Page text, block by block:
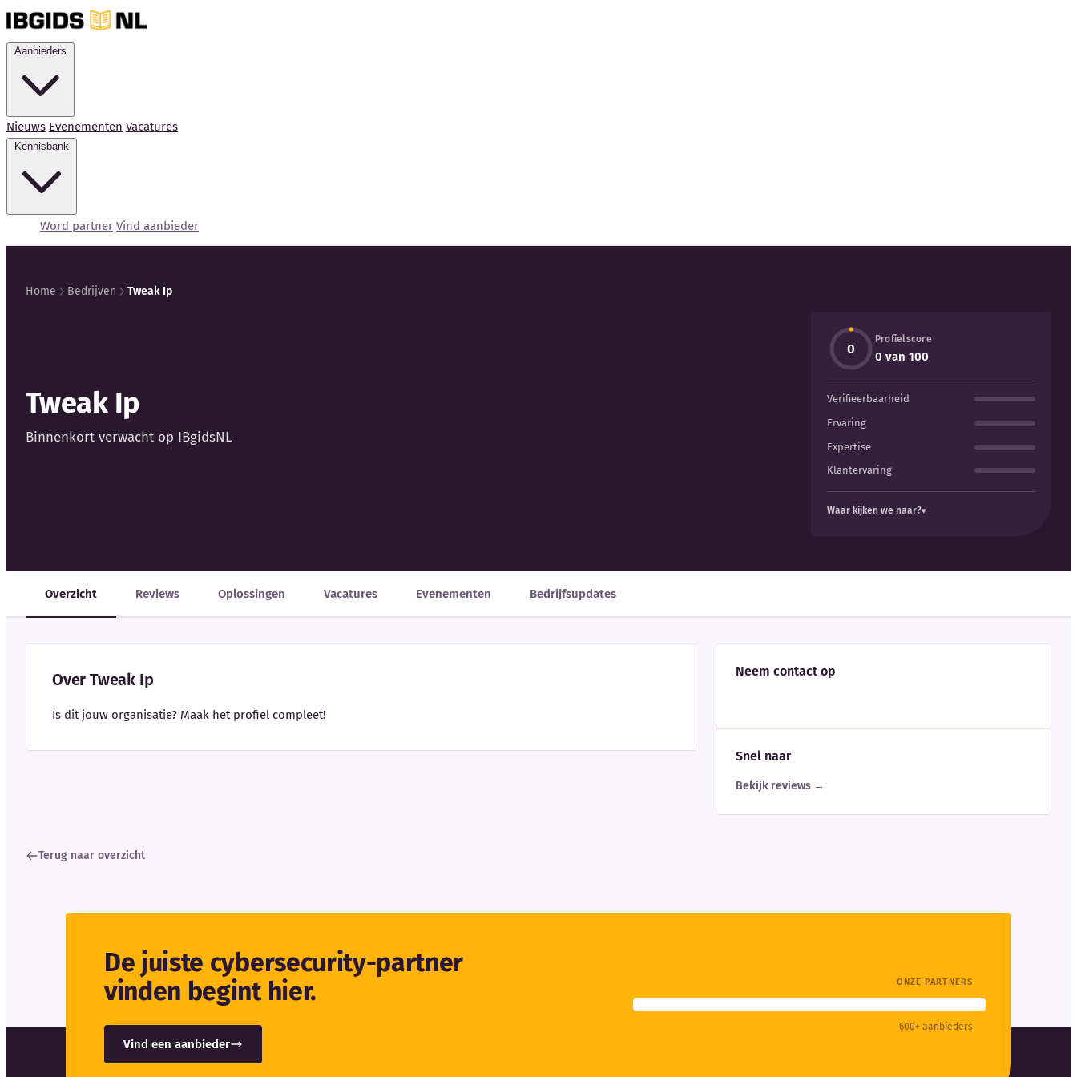
Nieuws Evenementen Vacatures
Word partner Vind aanbieder
Home Bedrijven Tweak Ip
Tweak Ip
Binnenkort verwacht op IBgidsNL
0
Profielscore
0 van 100
Verifieerbaarheid
Ervaring
Expertise
Klantervaring
Waar kijken we naar?
Overzicht Reviews Oplossingen Vacatures Evenementen Bedrijfsupdates
Over Tweak Ip
Is dit jouw organisatie? Maak het profiel compleet!
Neem contact op
Snel naar
Bekijk reviews →
Terug naar overzicht
De juiste cybersecurity-partner
vinden begint hier.
Vind een aanbieder
ONZE PARTNERS
600+ aanbieders